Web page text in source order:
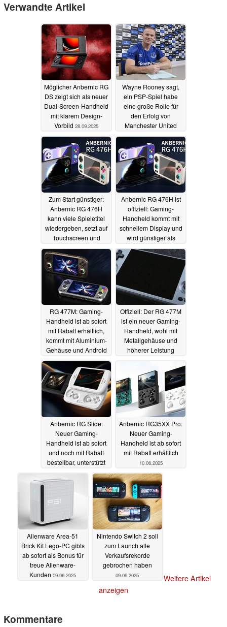
Verwandte Artikel
Möglicher Anbernic RG
DS zeigt sich als neuer
Dual-Screen-Handheld
mit klarem Design-
Vorbild 28.09.2025
Wayne Rooney sagt,
ein PSP-Spiel habe
eine große Rolle für
den Erfolg von
Manchester United
gespielt23.09.2025
Zum Start günstiger:
Anbernic RG 476H
kann viele Spieletitel
wiedergeben, setzt auf
Touchscreen und
Vielseitigkeit19.09.2025
Anbernic RG 476H ist
offiziell: Gaming-
Handheld kommt mit
schnellem Display und
wird günstiger als
erwartet10.09.2025
RG 477M: Gaming-
Handheld ist ab sofort
mit Rabatt erhältlich,
kommt mit Aluminium-
Gehäuse und Android
02.08.2025
Offiziell: Der RG 477M
ist ein neuer Gaming-
Handheld, wohl mit
Metallgehäuse und
höherer Leistung
Anbernic RG Slide:
Neuer Gaming-
Handheld ist ab sofort
und noch mit Rabatt
bestellbar, unterstützt
Android und Emulation
21.06.2025
Anbernic RG35XX Pro:
Neuer Gaming-
Handheld ist ab sofort
mit Rabatt erhältlich
10.06.2025
Alienware Area-51
Brick Kit Lego-PC gibts
ab sofort als Bonus für
treue Alienware-
Kunden 09.06.2025
Nintendo Switch 2 soll
zum Launch alle
Verkaufsrekorde
gebrochen haben
09.06.2025
Weitere Artikel
anzeigen
Kommentare